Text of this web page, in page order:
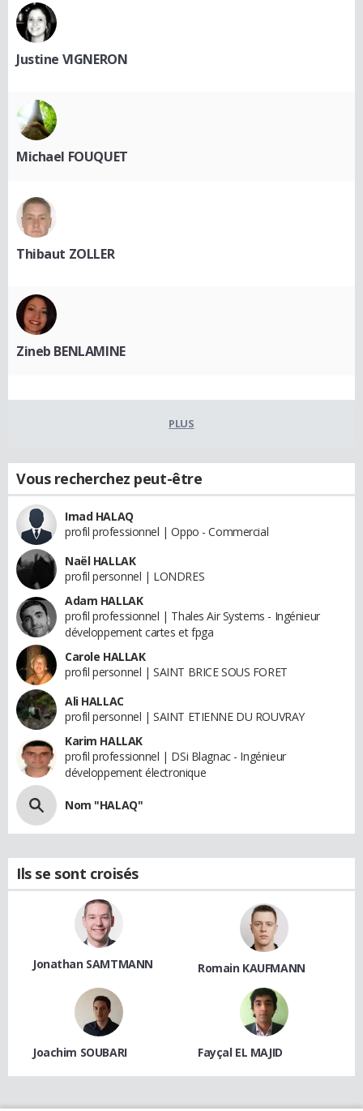
Justine VIGNERON
Michael FOUQUET
Thibaut ZOLLER
Zineb BENLAMINE
PLUS
Vous recherchez peut-être
Imad HALAQ
profil professionnel | Oppo - Commercial
Naël HALLAK
profil personnel | LONDRES
Adam HALLAK
profil professionnel | Thales Air Systems - Ingénieur
développement cartes et fpga
Carole HALLAK
profil personnel | SAINT BRICE SOUS FORET
Ali HALLAC
profil personnel | SAINT ETIENNE DU ROUVRAY
Karim HALLAK
profil professionnel | DSi Blagnac - Ingénieur
développement électronique
Nom "HALAQ"
Ils se sont croisés
Jonathan SAMTMANN Romain KAUFMANN
Joachim SOUBARI Fayçal EL MAJID